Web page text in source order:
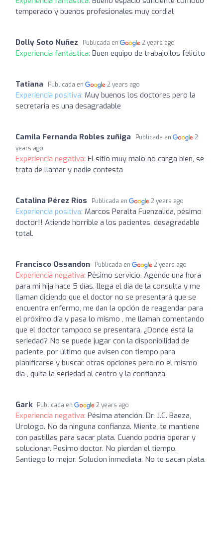
temperado y buenos profesionales muy cordial
Dolly Soto Nuñez Publicada en 2 years ago
Experiencia fantástica: Buen equipo de trabajo.los felicito
Tatiana Publicada en 2 years ago
Experiencia positiva: Muy buenos los doctores pero la
secretaria es una desagradable
Camila Fernanda Robles zuñiga Publicada en
2
years ago
Experiencia negativa: El sitio muy malo no carga bien, se
trata de llamar y nadie contesta
Catalina Pérez Ríos Publicada en 2 years ago
Experiencia positiva: Marcos Peralta Fuenzalida, pésimo
doctor!! Atiende horrible a los pacientes, desagradable
total.
Francisco Ossandon Publicada en 2 years ago
Experiencia negativa: Pésimo servicio. Agende una hora
para mi hija hace 5 días, llega el día de la consulta y me
llaman diciendo que el doctor no se presentará que se
encuentra enfermo, me dan la opción de reagendar para
el próximo día y pasa lo mismo , me llaman comentando
que el doctor tampoco se presentará. ¿Donde está la
seriedad? No se puede jugar con la disponibilidad de
paciente, por último que avisen con tiempo para
planificarse y buscar otras opciones pero no el mismo
día , quita la seriedad al centro y la confianza.
Gark Publicada en 2 years ago
Experiencia negativa: Pésima atención. Dr. J.C. Baeza,
Urologo. No da ninguna confianza. Miente, te mantiene
con pastillas para sacar plata. Cuando podría operar y
solucionar. Pesimo doctor. No pierdan el tiempo.
Santiego lo mejor. Solucion inmediata. No te sacan plata.